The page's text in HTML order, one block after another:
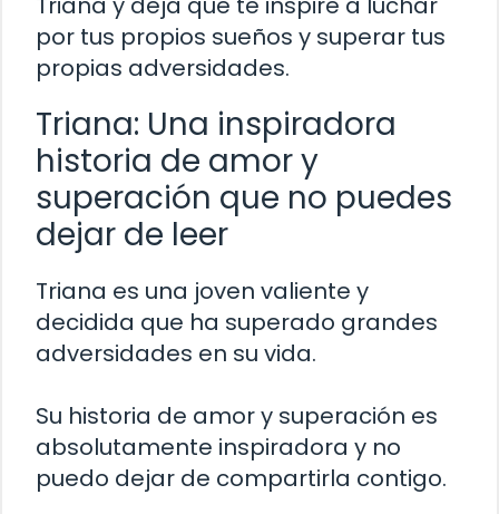
por tus propios sueños y superar tus
propias adversidades.
Triana: Una inspiradora
historia de amor y
superación que no puedes
dejar de leer
Triana es una joven valiente y
decidida que ha superado grandes
adversidades en su vida.
Su historia de amor y superación es
absolutamente inspiradora y no
puedo dejar de compartirla contigo.